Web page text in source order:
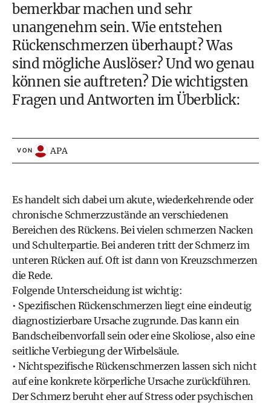
bemerkbar machen und sehr
unangenehm sein. Wie entstehen
Rückenschmerzen überhaupt? Was
sind mögliche Auslöser? Und wo genau
können sie auftreten? Die wichtigsten
Fragen und Antworten im Überblick:
VON APA
Es handelt sich dabei um akute, wiederkehrende oder
chronische Schmerzzustände an verschiedenen
Bereichen des Rückens. Bei vielen schmerzen Nacken
und Schulterpartie. Bei anderen tritt der Schmerz im
unteren Rücken auf. Oft ist dann von Kreuzschmerzen
die Rede.
Folgende Unterscheidung ist wichtig:
• Spezifischen Rückenschmerzen liegt eine eindeutig
diagnostizierbare Ursache zugrunde. Das kann ein
Bandscheibenvorfall sein oder eine Skoliose, also eine
seitliche Verbiegung der Wirbelsäule.
• Nichtspezifische Rückenschmerzen lassen sich nicht
auf eine konkrete körperliche Ursache zurückführen.
Der Schmerz beruht eher auf Stress oder psychischen